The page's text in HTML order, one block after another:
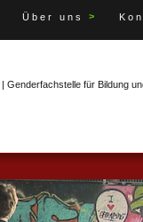
Über uns >
| Genderfachstelle für Bildung